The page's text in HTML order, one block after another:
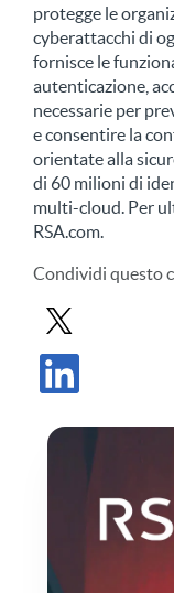
protegge le
cyberattacchi di
fornisce le
autenticazione,
necessarie per
e consentire la
orientate alla
di 60 milioni di
multi-cloud. Per
RSA.com.
Condividi questo
Condividi il